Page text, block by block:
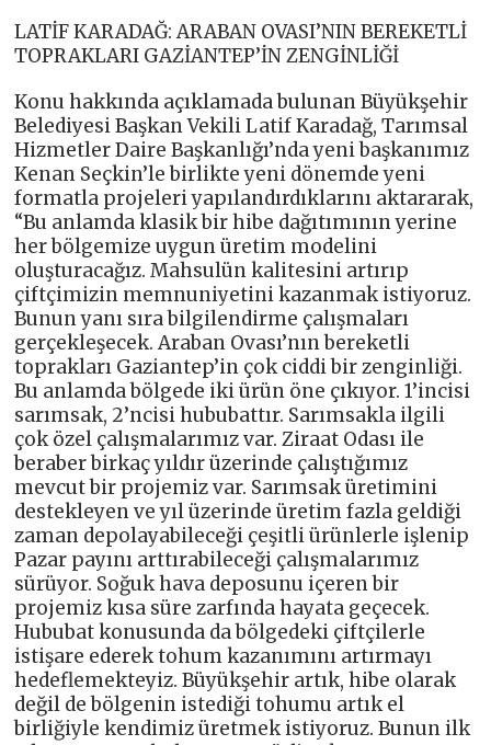
LATİF KARADAĞ: ARABAN OVASI’NIN BEREKETLİ
TOPRAKLARI GAZİANTEP’İN ZENGİNLİĞİ
Konu hakkında açıklamada bulunan Büyükşehir
Belediyesi Başkan Vekili Latif Karadağ, Tarımsal
Hizmetler Daire Başkanlığı’nda yeni başkanımız
Kenan Seçkin’le birlikte yeni dönemde yeni
formatla projeleri yapılandırdıklarını aktararak,
“Bu anlamda klasik bir hibe dağıtımının yerine
her bölgemize uygun üretim modelini
oluşturacağız. Mahsulün kalitesini artırıp
çiftçimizin memnuniyetini kazanmak istiyoruz.
Bunun yanı sıra bilgilendirme çalışmaları
gerçekleşecek. Araban Ovası’nın bereketli
toprakları Gaziantep’in çok ciddi bir zenginliği.
Bu anlamda bölgede iki ürün öne çıkıyor. 1’incisi
sarımsak, 2’ncisi hububattır. Sarımsakla ilgili
çok özel çalışmalarımız var. Ziraat Odası ile
beraber birkaç yıldır üzerinde çalıştığımız
mevcut bir projemiz var. Sarımsak üretimini
destekleyen ve yıl üzerinde üretim fazla geldiği
zaman depolayabileceği çeşitli ürünlerle işlenip
Pazar payını arttırabileceği çalışmalarımız
sürüyor. Soğuk hava deposunu içeren bir
projemiz kısa süre zarfında hayata geçecek.
Hububat konusunda da bölgedeki çiftçilerle
istişare ederek tohum kazanımını artırmayı
hedeflemekteyiz. Büyükşehir artık, hibe olarak
değil de bölgenin istediği tohumu artık el
birliğiyle kendimiz üretmek istiyoruz. Bunun ilk